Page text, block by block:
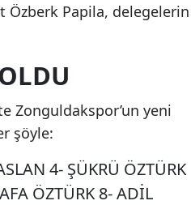
Özberk Papila, delegelerin
Zonguldakspor’un yeni
şöyle:
4- ŞÜKRÜ ÖZTÜRK
ÖZTÜRK 8- ADİL